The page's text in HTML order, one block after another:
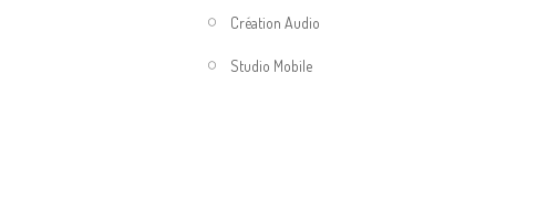
Création Audio
Studio Mobile